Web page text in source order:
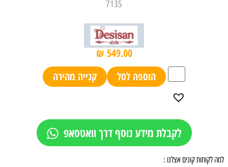
7135
₪ 549.00
הוספה לסל
קנייה מהירה
לקבלת מידע נוסף דרך וואטסאפ
למה לקוחות קונים אצלנו :